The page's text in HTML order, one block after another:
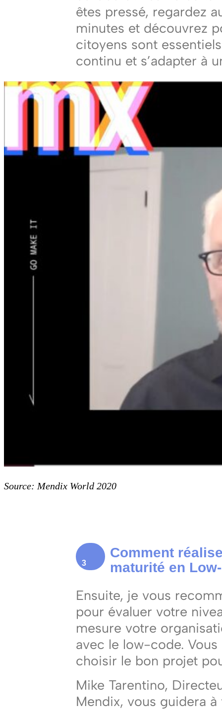
êtes pressé, regardez
minutes et découvrez
citoyens sont
continu et s’adapter à
Source: Mendix World 2020
3
Comment
maturité en
Ensuite, je vous
pour évaluer votre
mesure votre
avec le low-code.
choisir le bon projet
Mike Tarentino,
Mendix, vous guidera